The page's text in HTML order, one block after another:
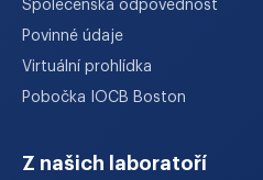
Společenská odpovědnost
Povinné údaje
Virtuální prohlídka
Pobočka IOCB Boston
Z našich laboratoří